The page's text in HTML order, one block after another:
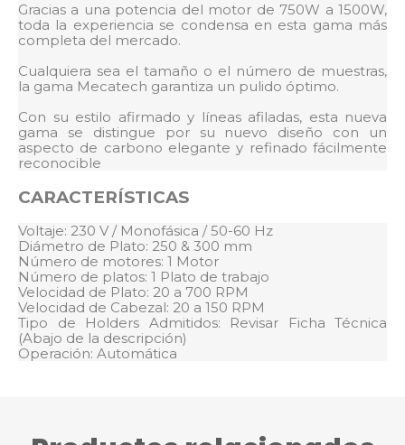
Gracias a una potencia del motor de 750W a 1500W,
toda la experiencia se condensa en esta gama más
completa del mercado.
Cualquiera sea el tamaño o el número de muestras,
la gama Mecatech garantiza un pulido óptimo.
Con su estilo afirmado y líneas afiladas, esta nueva
gama se distingue por su nuevo diseño con un
aspecto de carbono elegante y refinado fácilmente
reconocible
CARACTERÍSTICAS
Voltaje: 230 V / Monofásica / 50-60 Hz
Diámetro de Plato: 250 & 300 mm
Número de motores: 1 Motor
Número de platos: 1 Plato de trabajo
Velocidad de Plato: 20 a 700 RPM
Velocidad de Cabezal: 20 a 150 RPM
Tipo de Holders Admitidos: Revisar Ficha Técnica
(Abajo de la descripción)
Operación: Automática